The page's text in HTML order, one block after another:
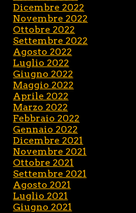
Dicembre 2022
Novembre 2022
Ottobre 2022
Settembre 2022
Agosto 2022
Luglio 2022
Giugno 2022
Maggio 2022
Aprile 2022
Marzo 2022
Febbraio 2022
Gennaio 2022
Dicembre 2021
Novembre 2021
Ottobre 2021
Settembre 2021
Agosto 2021
Luglio 2021
Giugno 2021